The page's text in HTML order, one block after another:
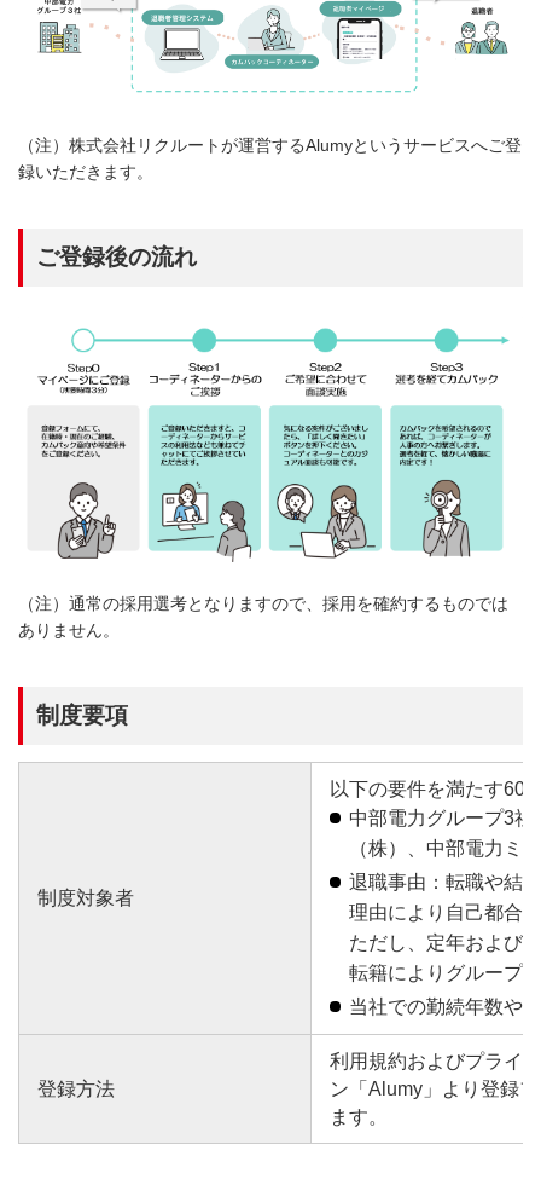
（注）株式会社リクルートが運営するAlumyというサービスへご登
録いただきます。
ご登録後の流れ
（注）通常の採用選考となりますので、採用を確約するものでは
ありません。
制度要項
制度対象者
以下の要件を満たす60
中部電力グループ3
（株）、中部電力ミ
退職事由：転職や結
理由により自己都合
ただし、定年および
転籍によりグループ
当社での勤続年数や
登録方法
利用規約およびプライ
ン「Alumy」より登録
ます。